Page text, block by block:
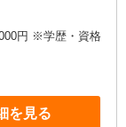
円 ※学歴・資格
を見る